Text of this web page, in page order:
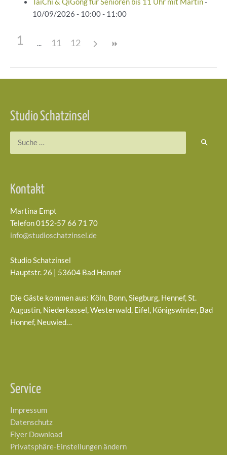
TaiChi & QiGong für Senioren bis 11 Uhr mit Martin-
10/09/2026 - 10:00 - 11:00
1 11 12
Studio Schatzinsel
Kontakt
Martina Empt
Telefon 0152-57 66 71 70
info@studioschatzinsel.de
Studio Schatzinsel
Hauptstr. 26 | 53604 Bad Honnef
Die Gäste kommen aus: Köln, Bonn, Siegburg, Hennef, St.
Augustin, Niederkassel, Westerwald, Eifel, Königswinter, Bad
Honnef, Neuwied…
Service
Impressum
Datenschutz
Flyer Download
Privatsphäre-Einstellungen ändern